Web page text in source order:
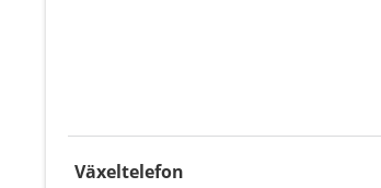
Växeltelefon